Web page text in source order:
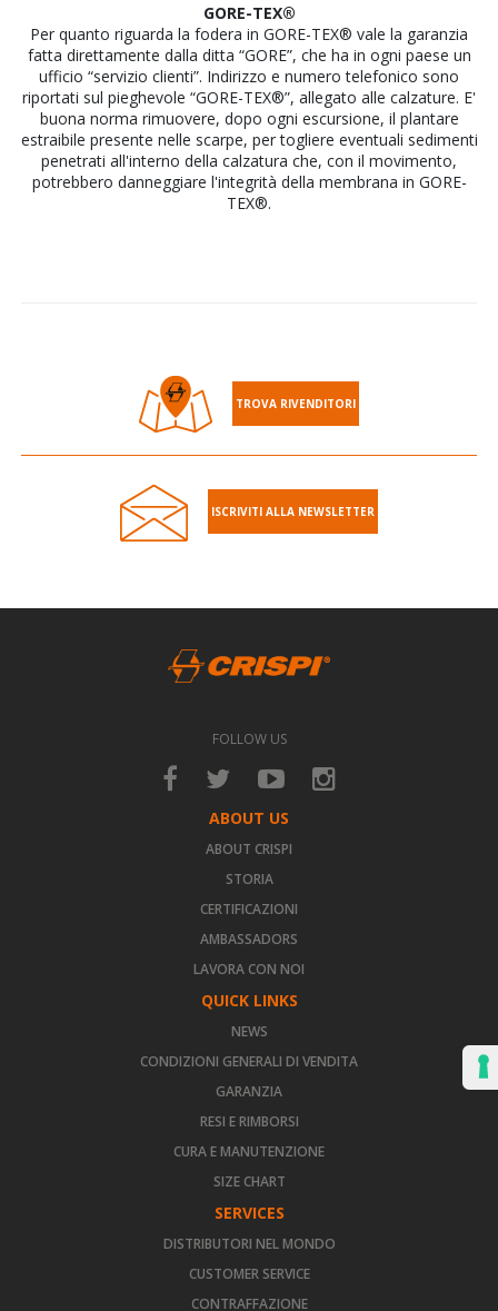
GORE-TEX®
Per quanto riguarda la fodera in GORE-TEX® vale la garanzia
fatta direttamente dalla ditta “GORE”, che ha in ogni paese un
ufficio “servizio clienti”. Indirizzo e numero telefonico sono
riportati sul pieghevole “GORE-TEX®”, allegato alle calzature. E'
buona norma rimuovere, dopo ogni escursione, il plantare
estraibile presente nelle scarpe, per togliere eventuali sedimenti
penetrati all'interno della calzatura che, con il movimento,
potrebbero danneggiare l'integrità della membrana in GORE-
TEX®.
TROVA RIVENDITORI
ISCRIVITI ALLA NEWSLETTER
FOLLOW US
ABOUT US
ABOUT CRISPI
STORIA
CERTIFICAZIONI
AMBASSADORS
LAVORA CON NOI
QUICK LINKS
NEWS
CONDIZIONI GENERALI DI VENDITA
GARANZIA
RESI E RIMBORSI
CURA E MANUTENZIONE
SIZE CHART
SERVICES
DISTRIBUTORI NEL MONDO
CUSTOMER SERVICE
CONTRAFFAZIONE